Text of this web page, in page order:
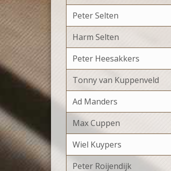
Peter Selten
Harm Selten
Peter Heesakkers
Tonny van Kuppenveld
Ad Manders
Max Cuppen
Wiel Kuypers
Peter Roijendijk